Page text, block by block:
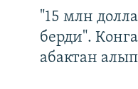
"15 млн
берди".
абактан